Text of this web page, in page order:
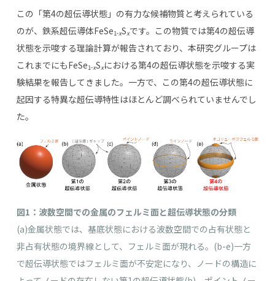
この「第4の超伝導状態」の有力な候補物質と考えられている
のが、鉄系超伝導体FeSe1-xSxです。この物質では第4の超伝導
状態を示唆する理論計算が報告されており、本研究グループは
これまでにもFeSe1-xSxにおける第4の超伝導状態を示唆する実
験結果を報告してきました。一方で、この第4の超伝導状態に
起因する特異な超伝導特性はほとんど調べられていませんでし
た。
図1：波数空間での金属のフェルミ面と超伝導状態の分類
(a)金属状態では、基底状態における波数空間での占有状態と
非占有状態の境界線として、フェルミ面が現れる。(b-e)一方
で超伝導状態ではフェルミ面が不安定になり、ノードの構造に